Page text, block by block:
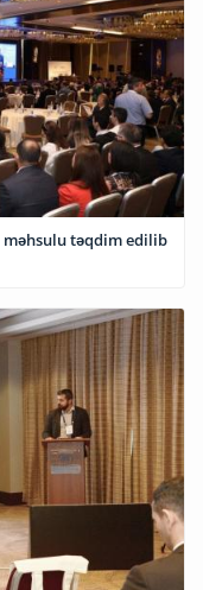
məhsulu təqdim edilib